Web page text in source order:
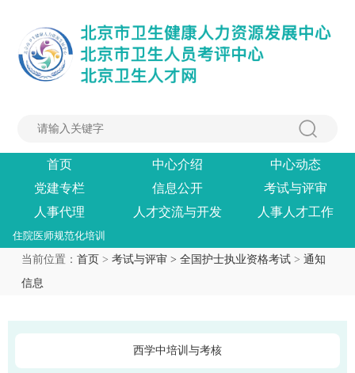
首页 中心介绍
中心动态
党建专栏
信息公开
考试与评审
人事代理
人才交流与开发 人事人才工作
住院医师规范化培训
当前位置： 首页 > 考试与评审 > 全国护士执业资格考试> 通知
信息
西学中培训与考核